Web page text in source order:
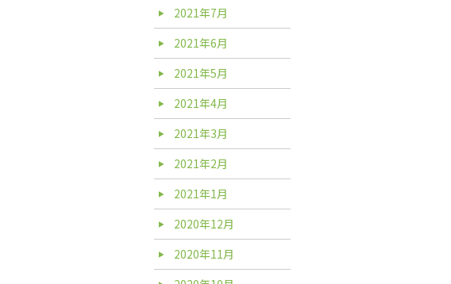
2021年7月
2021年6月
2021年5月
2021年4月
2021年3月
2021年2月
2021年1月
2020年12月
2020年11月